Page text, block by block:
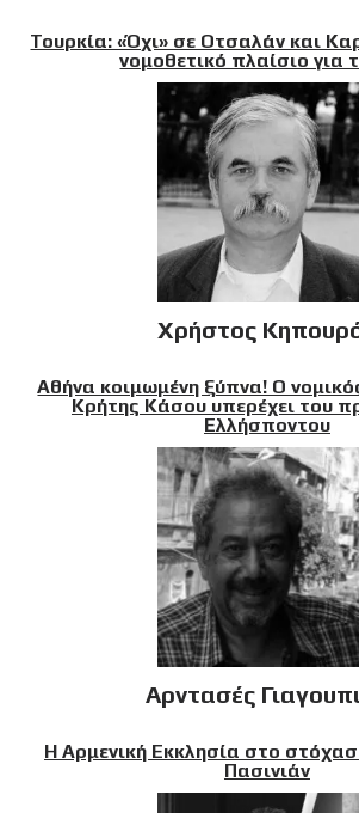
Τουρκία: «Όχι» σε Οτσαλάν και
νομοθετικό πλαίσιο για
Χρήστος
Αθήνα κοιμωμένη ξύπνα! Ο
Κρήτης Κάσου υπερέχει του
Ελλήσποντου
Αρντασές
Η Αρμενική Εκκλησία στο
Πασινιάν